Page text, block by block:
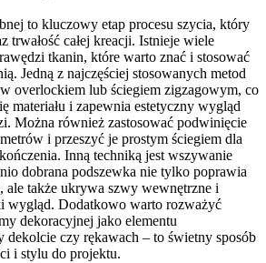
to kluczowy etap procesu szycia, który
trwałość całej kreacji. Istnieje wiele
tkanin, które warto znać i stosować
Jedną z najczęściej stosowanych metod
overlockiem lub ściegiem zigzagowym, co
materiału i zapewnia estetyczny wygląd
Można również zastosować podwinięcie
i przeszyć je prostym ściegiem dla
Inną techniką jest wszywanie
dobrana podszewka nie tylko poprawia
ale także ukrywa szwy wewnętrzne i
wygląd. Dodatkowo warto rozważyć
dekoracyjnej jako elementu
czy rękawach – to świetny sposób
i stylu do projektu.